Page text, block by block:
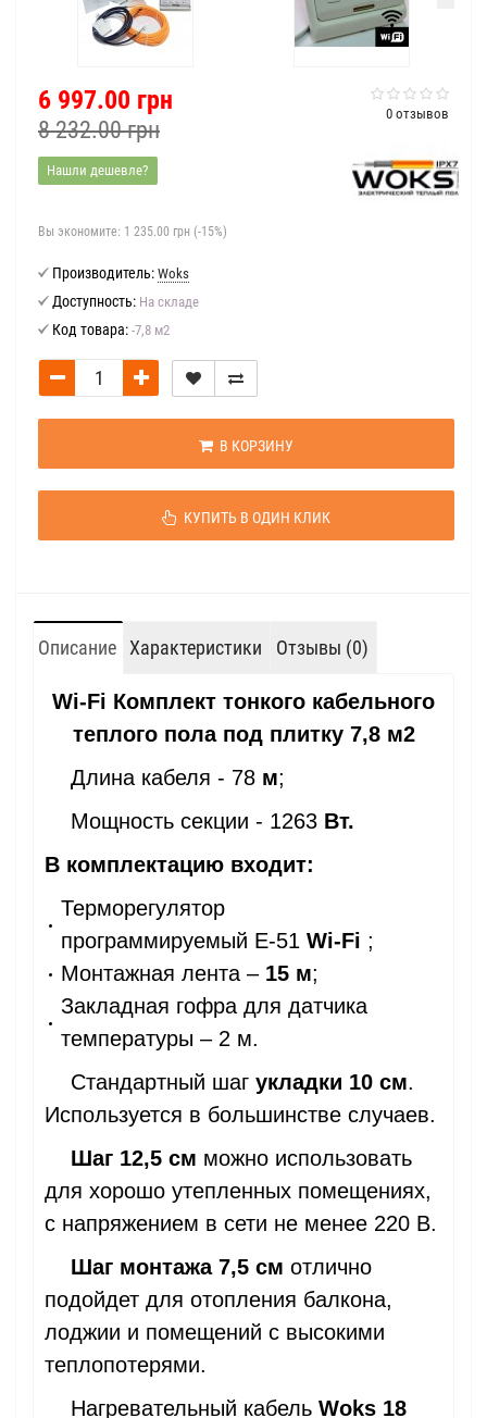
0 отзывов
6 997.00 грн
8 232.00 грн
Нашли дешевле?
Вы экономите: 1 235.00 грн (-15%)
Производитель: Woks
Доступность: На складе
Код товара: -7,8 м2
В КОРЗИНУ
КУПИТЬ В ОДИН КЛИК
Описание Характеристики Отзывы (0)
Wi-Fi Комплект тонкого кабельного
теплого пола под плитку 7,8 м2
Длина кабеля - 78 м;
Мощность секции - 1263 Вт.
В комплектацию входит:
Терморегулятор
программируемый Е-51 Wi-Fi ;
Монтажная лента –15 м;
Закладная гофра для датчика
температуры – 2 м.
Стандартный шаг укладки 10 см.
Используется в большинстве случаев.
Шаг 12,5 см можно использовать
для хорошо утепленных помещениях,
с напряжением в сети не менее 220 В.
Шаг монтажа 7,5 см отлично
подойдет для отопления балкона,
лоджии и помещений с высокими
теплопотерями.
Нагревательный кабель Woks 18